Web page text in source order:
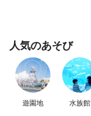
人気のあそび
遊園地 水族館